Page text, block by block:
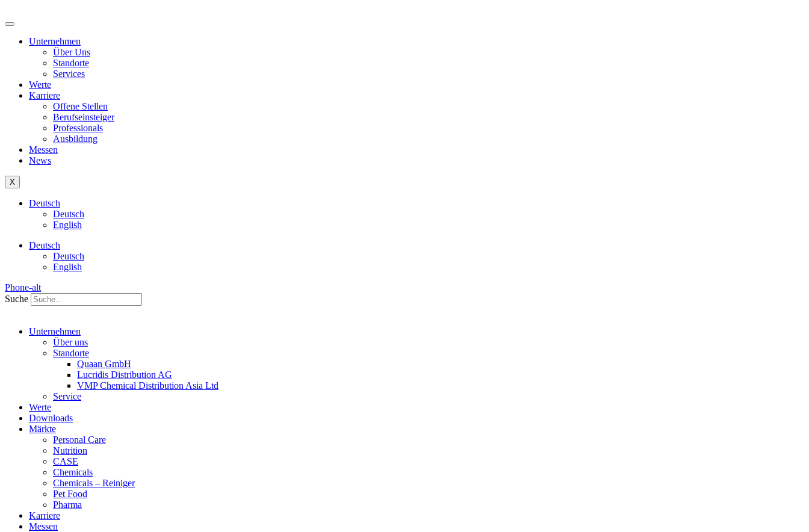
Unternehmen
Über Uns
Standorte
Services
Werte
Karriere
Offene Stellen
Berufseinsteiger
Professionals
Ausbildung
Messen
News
X
Deutsch
Deutsch
English
Deutsch
Deutsch
English
Phone-alt
Suche
Unternehmen
Über uns
Standorte
Quaan GmbH
Lucridis Distribution AG
VMP Chemical Distribution Asia Ltd
Service
Werte
Downloads
Märkte
Personal Care
Nutrition
CASE
Chemicals
Chemicals – Reiniger
Pet Food
Pharma
Karriere
Messen